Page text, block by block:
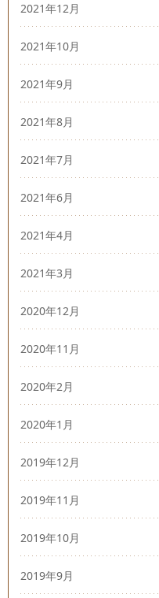
2021年12月
2021年10月
2021年9月
2021年8月
2021年7月
2021年6月
2021年4月
2021年3月
2020年12月
2020年11月
2020年2月
2020年1月
2019年12月
2019年11月
2019年10月
2019年9月